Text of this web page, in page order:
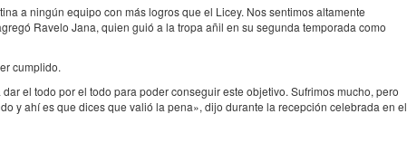
a ningún equipo con más logros que el Licey. Nos sentimos altamente
Ravelo Jana, quien guió a la tropa añil en su segunda temporada como
cumplido.
el todo por el todo para poder conseguir este objetivo. Sufrimos mucho, pero
y ahí es que dices que valió la pena», dijo durante la recepción celebrada en el